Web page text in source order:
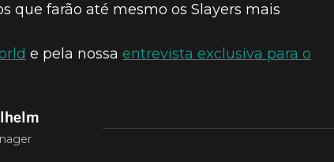
que farão até mesmo os Slayers mais
e pela nossa entrevista exclusiva para o